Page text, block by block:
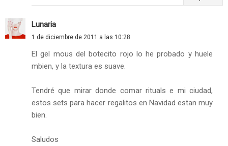
Lunaria
1 de diciembre de 2011 a las 10:28
El gel mous del botecito rojo lo he probado y huele
mbien, y la textura es suave.
Tendré que mirar donde comar rituals e mi ciudad,
estos sets para hacer regalitos en Navidad estan muy
bien.
Saludos